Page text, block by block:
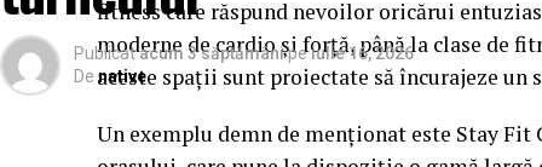
fitness care răspund nevoilor oricărui
moderne de cardio și forță, până la clase de
aceste spații sunt proiectate să încurajeze un
Un exemplu demn de menționat este Stay
Publicatacum 3 săptămânipeiulie 16, 2026
De native